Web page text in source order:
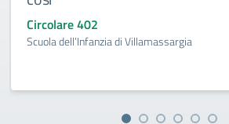
Circolare 402
Scuola dell’Infanzia di Villamassargia